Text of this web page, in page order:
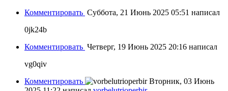
Комментировать Суббота, 21 Июнь 2025 05:51 написал
0jk24b
Комментировать Четверг, 19 Июнь 2025 20:16 написал
vg0qiv
Комментировать
Вторник, 03 Июнь